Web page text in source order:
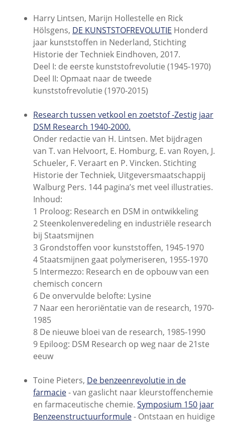
Harry Lintsen, Marijn Hollestelle en Rick
Hölsgens, DE KUNSTSTOFREVOLUTIE Honderd
jaar kunststoffen in Nederland, Stichting
Historie der Techniek Eindhoven, 2017.
Deel I: de eerste kunststofrevolutie (1945-1970)
Deel II: Opmaat naar de tweede
kunststofrevolutie (1970-2015)
Research tussen vetkool en zoetstof -Zestig jaar
DSM Research 1940-2000.
Onder redactie van H. Lintsen. Met bijdragen
van T. van Helvoort, E. Homburg, E. van Royen, J.
Schueler, F. Veraart en P. Vincken. Stichting
Historie der Techniek, Uitgeversmaatschappij
Walburg Pers. 144 pagina’s met veel illustraties.
Inhoud:
1 Proloog: Research en DSM in ontwikkeling
2 Steenkolenveredeling en industriële research
bij Staatsmijnen
3 Grondstoffen voor kunststoffen, 1945-1970
4 Staatsmijnen gaat polymeriseren, 1955-1970
5 Intermezzo: Research en de opbouw van een
chemisch concern
6 De onvervulde belofte: Lysine
7 Naar een heroriëntatie van de research, 1970-
1985
8 De nieuwe bloei van de research, 1985-1990
9 Epiloog: DSM Research op weg naar de 21ste
eeuw
Toine Pieters, De benzeenrevolutie in de
farmacie- van gaslicht naar kleurstoffenchemie
en farmaceutische chemie. Symposium 150 jaar
Benzeenstructuurformule- Ontstaan en huidige